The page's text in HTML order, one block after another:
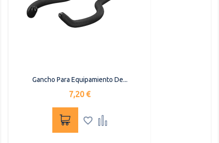
Gancho Para Equipamiento De...
Precio
7,20 €
 